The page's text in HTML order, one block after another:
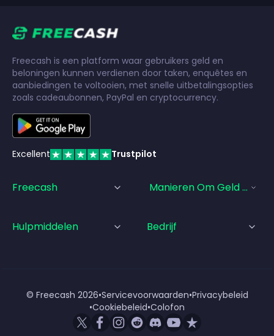
Freecash is een platform waar gebruikers geld en
beloningen kunnen verdienen door taken, enquêtes en
aanbiedingen te voltooien, met snelle uitbetalingsopties
zoals cadeaubonnen, PayPal en cryptocurrency.
Excellent Trustpilot
Freecash Manieren Om Geld Te
Hulpmiddelen Bedrijf
© Freecash 2026•Servicevoorwaarden•Privacybeleid
•Cookiebeleid•Colofon